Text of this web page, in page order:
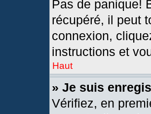
Pas de panique!
récupéré, il peut
connexion,
instructions et
Haut
» Je suis
Vérifiez, en